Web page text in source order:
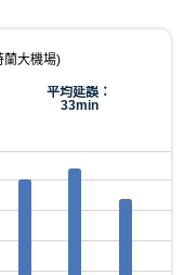
蘭大機場)
平均延誤：
33min